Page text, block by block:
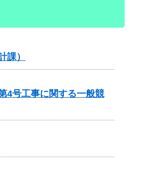
課）
4号工事に関する一般競